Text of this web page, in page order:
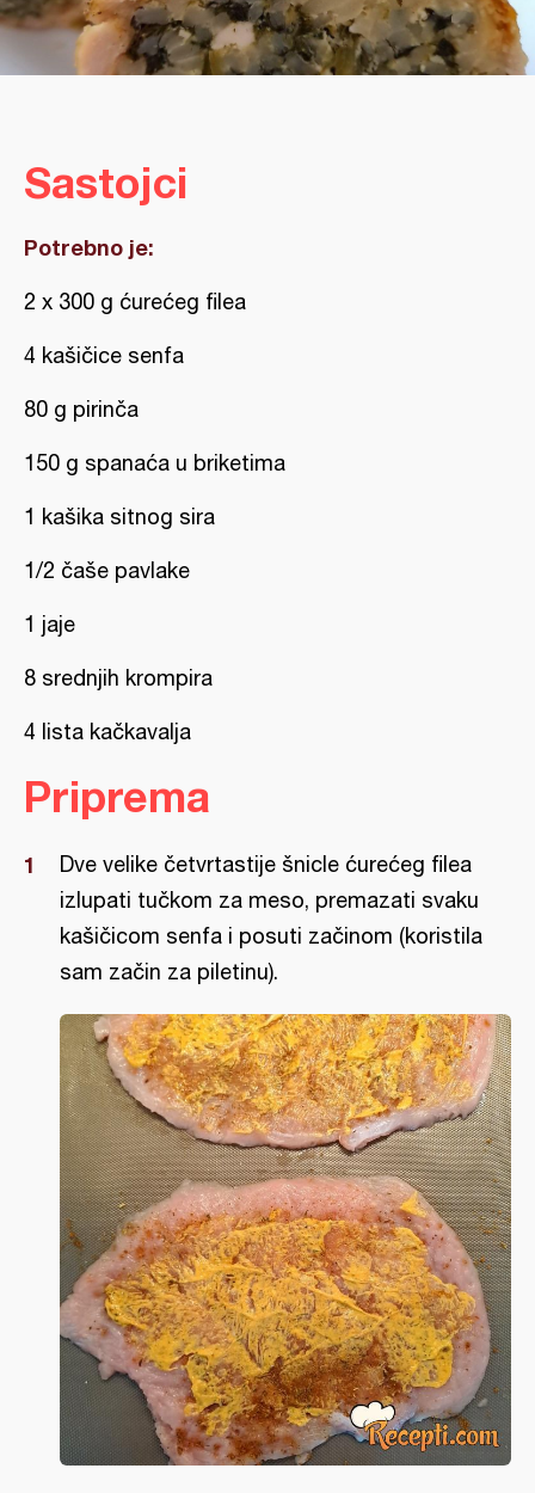
Sastojci
Potrebno je:
2 x 300 g ćurećeg filea
4 kašičice senfa
80 g pirinča
150 g spanaća u briketima
1 kašika sitnog sira
1/2 čaše pavlake
1 jaje
8 srednjih krompira
4 lista kačkavalja
Priprema
Dve velike četvrtastije šnicle ćurećeg filea
izlupati tučkom za meso, premazati svaku
kašičicom senfa i posuti začinom (koristila
sam začin za piletinu).